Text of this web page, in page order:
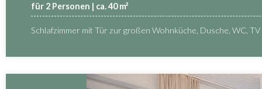
für 2 Personen | ca. 40 m²
Schlafzimmer mit Tür zur großen Wohnküche, Dusche, WC, TV